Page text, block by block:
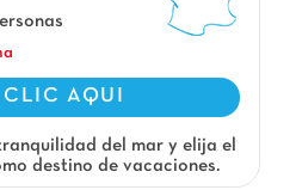
CLIC AQUI
del mar y elija el
destino de vacaciones.